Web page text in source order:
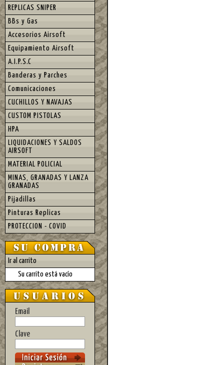
REPLICAS SNIPER
BBs y Gas
Accesorios Airsoft
Equipamiento Airsoft
A.I.P.S.C
Banderas y Parches
Comunicaciones
CUCHILLOS Y NAVAJAS
CUSTOM PISTOLAS
HPA
LIQUIDACIONES Y SALDOS
AIRSOFT
MATERIAL POLICIAL
MINAS, GRANADAS Y LANZA
GRANADAS
Pijadillas
Pinturas Replicas
PROTECCION - COVID
Ir al carrito
Su carrito está vacío
Email
Clave